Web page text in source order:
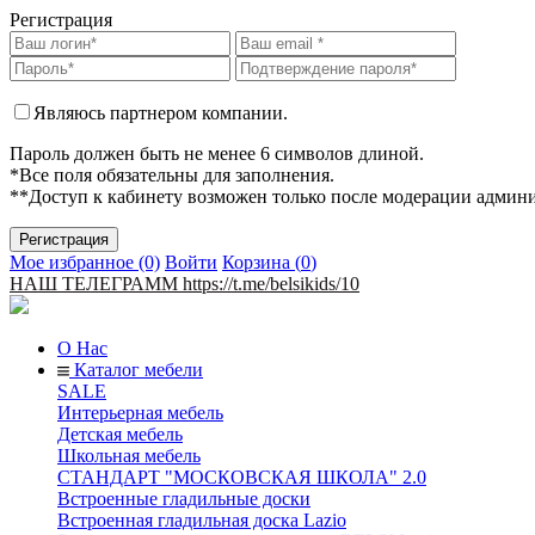
Регистрация
Являюсь партнером компании.
Пароль должен быть не менее 6 символов длиной.
*Все поля обязательны для заполнения.
**Доступ к кабинету возможен только после модерации
Мое избранное (0) Войти Корзина (0)
НАШ ТЕЛЕГРАММ https://t.me/belsikids/10
О Нас
Каталог мебели
SALE
Интерьерная мебель
Детская мебель
Школьная мебель
СТАНДАРТ "МОСКОВСКАЯ ШКОЛА" 2.0
Встроенные гладильные доски
Встроенная гладильная доска Lazio